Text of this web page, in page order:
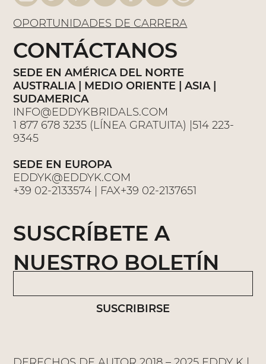
SEDE EN AMÉRICA DEL NORTE
AUSTRALIA | MEDIO ORIENTE | ASIA |
SUDAMERICA
INFO@EDDYKBRIDALS.COM
1 877 678 3235 (LÍNEA GRATUITA) |514 223-
9345
SEDE EN EUROPA
EDDYK@EDDYK.COM
+39 02-2133574 | FAX+39 02-2137651
CONTÁCTANOS
SUSCRIBIRSE
SUSCRÍBETE A
NUESTRO BOLETÍN
OPORTUNIDADES DE CARRERA